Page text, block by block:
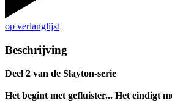
op verlanglijst
Beschrijving
Deel 2 van de Slayton-serie
Het begint met gefluister... Het eindigt